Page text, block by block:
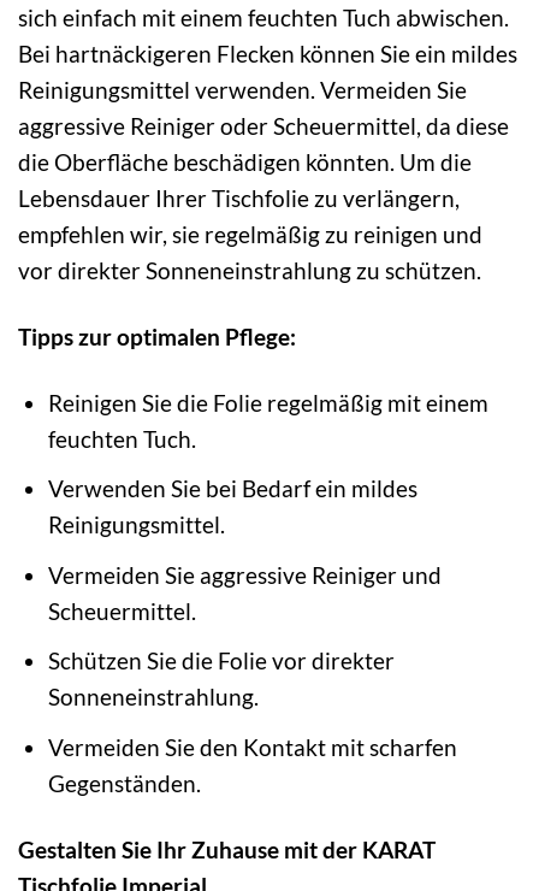
sich einfach mit einem feuchten Tuch abwischen.
Bei hartnäckigeren Flecken können Sie ein mildes
Reinigungsmittel verwenden. Vermeiden Sie
aggressive Reiniger oder Scheuermittel, da diese
die Oberfläche beschädigen könnten. Um die
Lebensdauer Ihrer Tischfolie zu verlängern,
empfehlen wir, sie regelmäßig zu reinigen und
vor direkter Sonneneinstrahlung zu schützen.
Tipps zur optimalen Pflege:
Reinigen Sie die Folie regelmäßig mit einem
feuchten Tuch.
Verwenden Sie bei Bedarf ein mildes
Reinigungsmittel.
Vermeiden Sie aggressive Reiniger und
Scheuermittel.
Schützen Sie die Folie vor direkter
Sonneneinstrahlung.
Vermeiden Sie den Kontakt mit scharfen
Gegenständen.
Gestalten Sie Ihr Zuhause mit der KARAT
Tischfolie Imperial